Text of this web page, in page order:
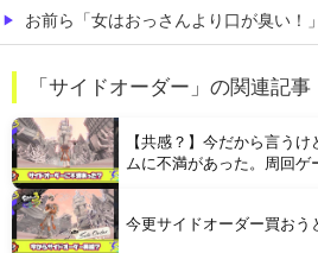
お前ら「女はおっさんより口が臭い！」
まだ墓石があるだけマシと見るべきか
「サイドオーダー」の関連記事
【共感？】今だから言う
ムに不満があった。周回ゲ
今更サイドオーダー買おう